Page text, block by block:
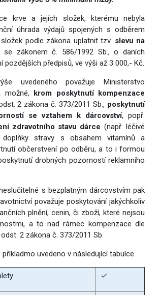
krve a jejích složek, kterému nebyla
úhrada výdajů spojených s odběrem
podle zákona uplatnit tzv. slevu na
zákonem č. 586/1992 Sb., o daních
pozdějších předpisů, ve výši až 3 000,- Kč.
uvedeného považuje Ministerstvo
možné, krom poskytnutí kompenzace
2 zákona č. 373/2011 Sb., poskytnutí
se vztahem k dárcovství, popř.
zdravotního stavu dárce (např. léčivé
doplňky stravy s obsahem vitamínů a
občerstvení po odběru, a to i formou
drobných pozorností reklamního
s bezplatným dárcovstvím pak
považuje poskytování jakýchkoliv
plnění, cenin, či zboží, které nejsou
a to nad rámec kompenzace dle
2 zákona č. 373/2011 Sb.
uvedeno v následující tabulce.
✓